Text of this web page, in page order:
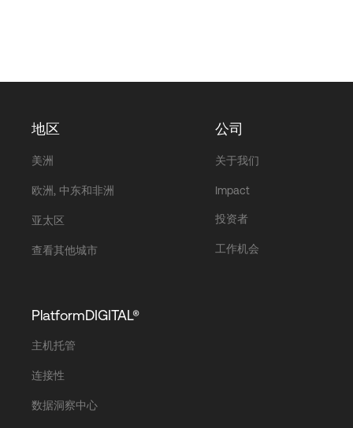
地区
美洲
欧洲, 中东和非洲
亚太区
查看其他城市
公司
关于我们
Impact
投资者
工作机会
PlatformDIGITAL®
主机托管
连接性
数据洞察中心